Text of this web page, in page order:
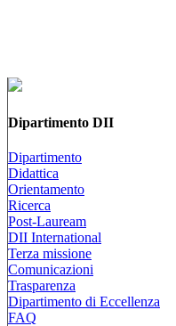
Dipartimento DII
Dipartimento
Didattica
Orientamento
Ricerca
Post-Lauream
DII International
Terza missione
Comunicazioni
Trasparenza
Dipartimento di Eccellenza
FAQ